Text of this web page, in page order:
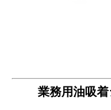
業務用油吸着